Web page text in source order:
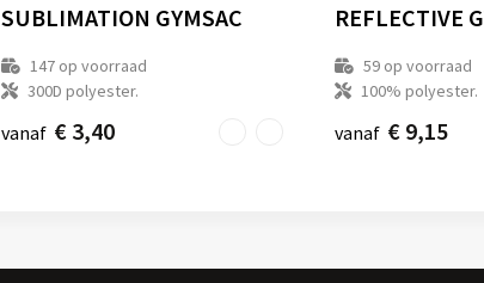
SUBLIMATION GYMSAC
147op voorraad
300D polyester.
vanaf € 3,40
REFLECTIVE
59 op voorraad
100% polyester.
vanaf € 9,15